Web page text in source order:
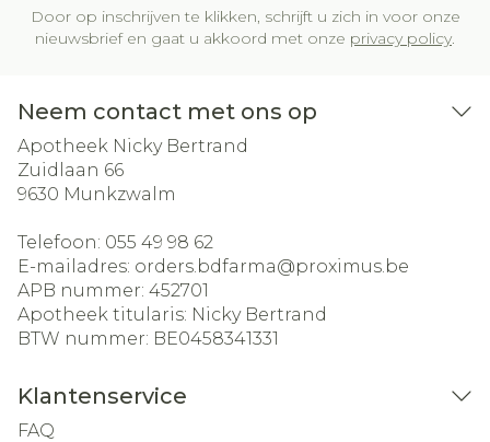
Door op inschrijven te klikken, schrijft u zich in voor onze
nieuwsbrief en gaat u akkoord met onze privacy policy.
Neem contact met ons op
Apotheek Nicky Bertrand
Zuidlaan 66
9630 Munkzwalm
Telefoon: 055 49 98 62
E-mailadres: orders.bdfarma@proximus.be
APB nummer: 452701
Apotheek titularis: Nicky Bertrand
BTW nummer: BE0458341331
Klantenservice
FAQ